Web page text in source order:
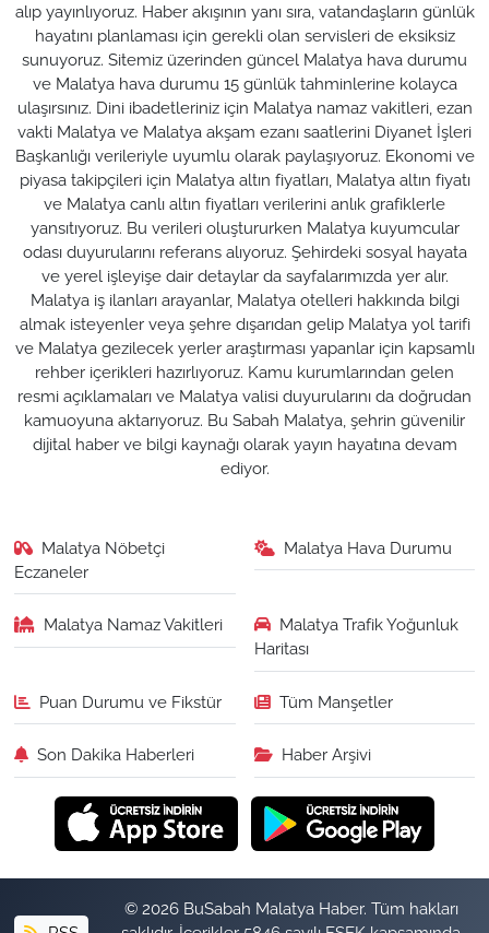
alıp yayınlıyoruz. Haber akışının yanı sıra, vatandaşların günlük
hayatını planlaması için gerekli olan servisleri de eksiksiz
sunuyoruz. Sitemiz üzerinden güncel Malatya hava durumu
ve Malatya hava durumu 15 günlük tahminlerine kolayca
ulaşırsınız. Dini ibadetleriniz için Malatya namaz vakitleri, ezan
vakti Malatya ve Malatya akşam ezanı saatlerini Diyanet İşleri
Başkanlığı verileriyle uyumlu olarak paylaşıyoruz. Ekonomi ve
piyasa takipçileri için Malatya altın fiyatları, Malatya altın fiyatı
ve Malatya canlı altın fiyatları verilerini anlık grafiklerle
yansıtıyoruz. Bu verileri oluştururken Malatya kuyumcular
odası duyurularını referans alıyoruz. Şehirdeki sosyal hayata
ve yerel işleyişe dair detaylar da sayfalarımızda yer alır.
Malatya iş ilanları arayanlar, Malatya otelleri hakkında bilgi
almak isteyenler veya şehre dışarıdan gelip Malatya yol tarifi
ve Malatya gezilecek yerler araştırması yapanlar için kapsamlı
rehber içerikleri hazırlıyoruz. Kamu kurumlarından gelen
resmi açıklamaları ve Malatya valisi duyurularını da doğrudan
kamuoyuna aktarıyoruz. Bu Sabah Malatya, şehrin güvenilir
dijital haber ve bilgi kaynağı olarak yayın hayatına devam
ediyor.
Malatya Nöbetçi
Eczaneler
Malatya Hava Durumu
Malatya Namaz Vakitleri
Malatya Trafik Yoğunluk
Haritası
Puan Durumu ve Fikstür Tüm Manşetler
Son Dakika Haberleri Haber Arşivi
© 2026 BuSabah Malatya Haber. Tüm hakları